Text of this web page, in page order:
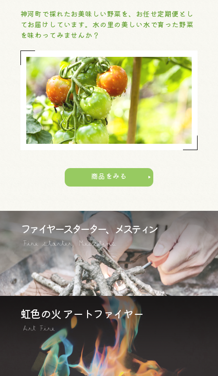
商品をみる
神河町で採れたお美味しい野菜を、お任せ定期便とし
てお届けしています。水の里の美しい水で育った野菜
を味わってみませんか？
ファイヤースターター、メスティン
Fire starter, Messtins
虹色の火 アートファイヤー
Art Fire